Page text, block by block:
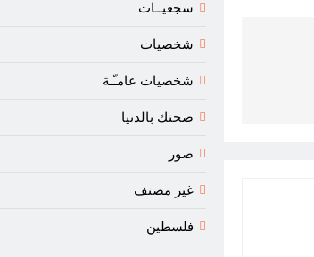
سجعيــات
شخصيات
شخصيات عامـّـة
صحتك بالدنيا
صور
غير مصنف
فلسطين